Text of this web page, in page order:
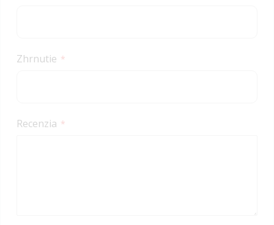
Zhrnutie
Recenzia